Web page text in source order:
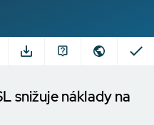
snižuje náklady na